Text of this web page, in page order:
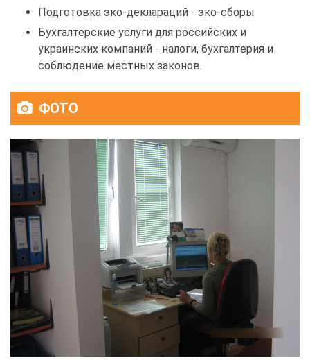
Подготовка эко-деклараций - эко-сборы
Бухгалтерские услуги для российских и
украинских компаний - налоги, бухгалтерия и
соблюдение местных законов.
ФОТО